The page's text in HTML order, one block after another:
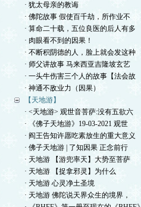
· 犹太母亲的教诲
· 佛陀故事 假使百千劫，所作业不
· 算命二十载，五位良医的后人有多
· 肉眼看不到的因果！
· 不断积阴德的人，脸上就会发这种
· 师父讲故事 马来西亚吉隆坡玄艺
· 一头牛伤害三个人的故事【法会故
· 神通不敌业力（因果）
【天地游】
· <天地游> 观世音菩萨:没有五欲六
· 《佛子天地游》19-03-2021 观世
· 阎王告知许愿吃素放生的重大意义
· 佛子天地游 | 了知因果 正念前行
· 天地游 【游兜率天】大势至菩萨
· 天地游 【捉拿邪灵】为什么
· 天地游 心灵净土圣境
· 天地游 佛陀说天界众生的境界，